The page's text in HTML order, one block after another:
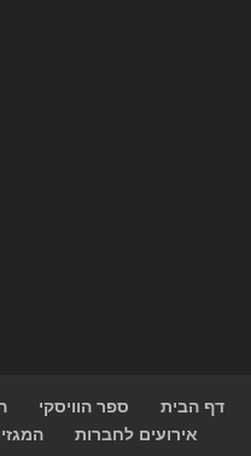
דף הבית ספר הוויסקי
אירועים לחברות